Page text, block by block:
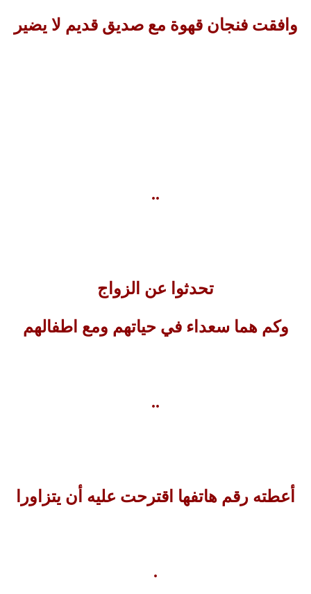
وافقت فنجان قهوة مع صديق قديم لا يضير
..
تحدثوا عن الزواج
وكم هما سعداء في حياتهم ومع اطفالهم
..
أعطته رقم هاتفها اقترحت عليه أن يتزاورا
.